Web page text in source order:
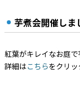
芋煮会開催しま
紅葉がキレイなお庭で
詳細はこちらをクリッ